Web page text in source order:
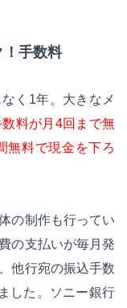
！手数料
く1年。大きなメ
数料が月4回まで無
無料で現金を下ろ
の制作も行ってい
の支払いが毎月発
他行宛の振込手数
した。ソニー銀行